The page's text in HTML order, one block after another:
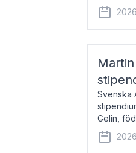
antikens
Svenska
Gelin,
men var